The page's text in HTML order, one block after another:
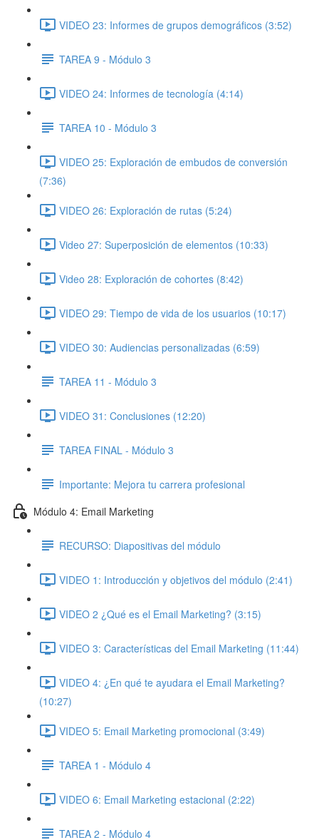
VIDEO 23: Informes de grupos demográficos (3:52)
TAREA 9 - Módulo 3
VIDEO 24: Informes de tecnología (4:14)
TAREA 10 - Módulo 3
VIDEO 25: Exploración de embudos de conversión
(7:36)
VIDEO 26: Exploración de rutas (5:24)
Video 27: Superposición de elementos (10:33)
Video 28: Exploración de cohortes (8:42)
VIDEO 29: Tiempo de vida de los usuarios (10:17)
VIDEO 30: Audiencias personalizadas (6:59)
TAREA 11 - Módulo 3
VIDEO 31: Conclusiones (12:20)
TAREA FINAL - Módulo 3
Importante: Mejora tu carrera profesional
Módulo 4: Email Marketing
RECURSO: Diapositivas del módulo
VIDEO 1: Introducción y objetivos del módulo (2:41)
VIDEO 2 ¿Qué es el Email Marketing? (3:15)
VIDEO 3: Características del Email Marketing (11:44)
VIDEO 4: ¿En qué te ayudara el Email Marketing?
(10:27)
VIDEO 5: Email Marketing promocional (3:49)
TAREA 1 - Módulo 4
VIDEO 6: Email Marketing estacional (2:22)
TAREA 2 - Módulo 4